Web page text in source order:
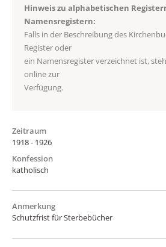
Hinweis zu alphabetischen
Namensregistern:
Falls in der Beschreibung des
Register oder
ein Namensregister verzeichnet ist,
online zur
Verfügung.
Zeitraum
1918 - 1926
Konfession
katholisch
Anmerkung
Schutzfrist für Sterbebücher